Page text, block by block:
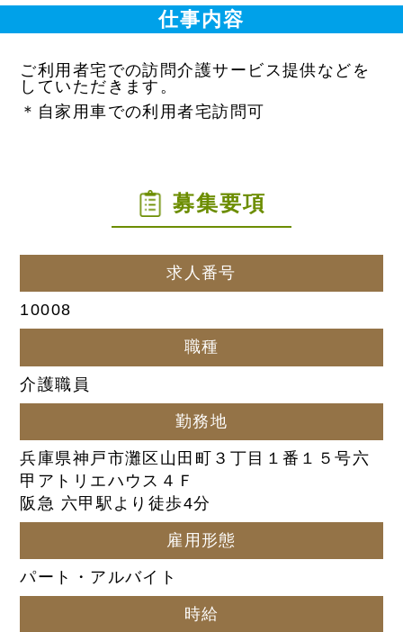
仕事内容
ご利用者宅での訪問介護サービス提供などを
していただきます。
＊自家用車での利用者宅訪問可
募集要項
求人番号
10008
職種
介護職員
勤務地
兵庫県神戸市灘区山田町３丁目１番１５号六
甲アトリエハウス４Ｆ
阪急 六甲駅より徒歩4分
雇用形態
パート・アルバイト
時給